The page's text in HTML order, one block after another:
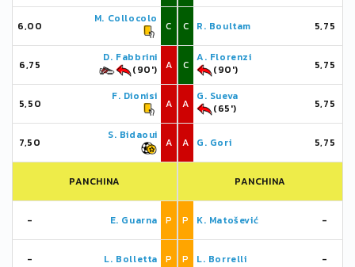
6,00
M. Collocolo
C
6,75
D. Fabbrini
(90')
A
5,50
F. Dionisi
A
7,50
S. Bidaoui
A
PANCHINA
- E. Guarna P
- L. Bolletta P
C R. Boultam 5,75
C
A. Florenzi
(90')
5,75
A
G. Sueva
(65')
5,75
A G. Gori 5,75
PANCHINA
P K. Matošević -
P L. Borrelli -